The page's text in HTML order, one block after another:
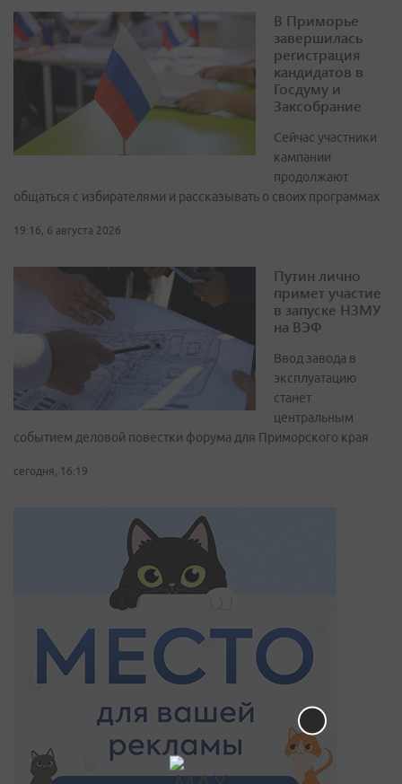
В Приморье
завершилась
регистрация
кандидатов в
Госдуму и
Заксобрание
Сейчас участники
кампании
продолжают
общаться с избирателями и рассказывать о своих программах
19:16, 6 августа 2026
Путин лично
примет участие
в запуске НЗМУ
на ВЭФ
Ввод завода в
эксплуатацию
станет
центральным
событием деловой повестки форума для Приморского края
сегодня, 16:19